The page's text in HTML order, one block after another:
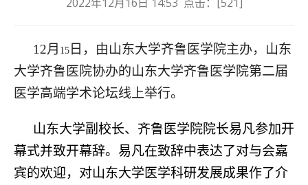
12月 15 日，由山东大学齐鲁医学院主办，山东
大学齐鲁医院协办的山东大学齐鲁医学院第二届
医学高端学术论坛线上举行。
山东大学副校长、齐鲁医学院院长易凡参加开
幕式并致开幕辞。易凡在致辞中表达了对与会嘉
宾的欢迎，对山东大学医学科研发展成果作了介